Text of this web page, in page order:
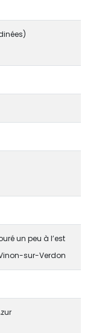
un peu à l’est
sur-Verdon